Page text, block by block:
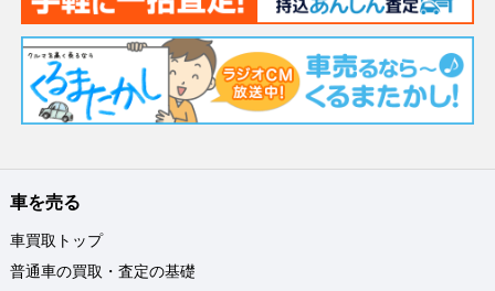
車を売る
車買取トップ
普通車の買取・査定の基礎